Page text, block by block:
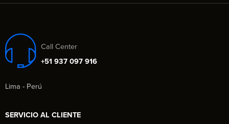
Call Center
+51 937 097 916
Lima - Perú
SERVICIO AL CLIENTE